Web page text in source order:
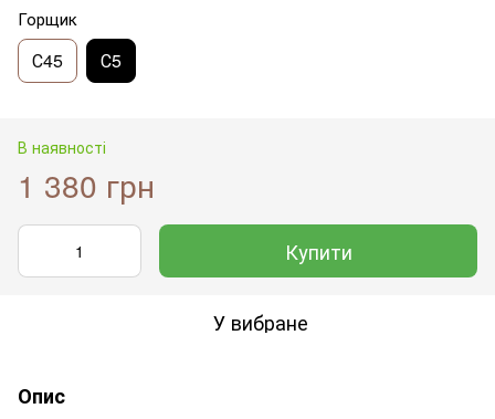
Горщик
С45 С5
В наявності
1 380 грн
Купити
У вибране
Опис